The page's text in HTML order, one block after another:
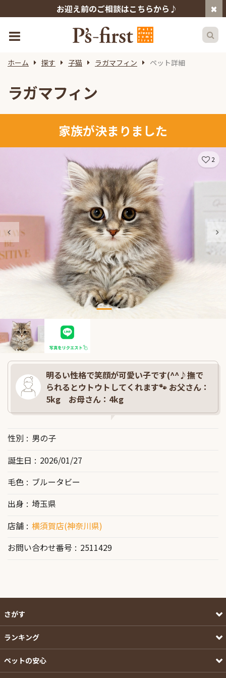
お迎え前のご相談はこちらから♪
ホーム 探す 子猫 ラガマフィン ペット詳細
ラガマフィン
家族が決まりました
2
明るい性格で笑顔が可愛い子です(^^♪撫で
られるとウトウトしてくれます🐾 お父さん：
5kg お母さん：4kg
性別
男の子
誕生日
2026/01/27
毛色
ブルータビー
出身
埼玉県
店舗
横須賀店(神奈川県)
お問い合わせ番号
2511429
さがす
ランキング
ペットの安心